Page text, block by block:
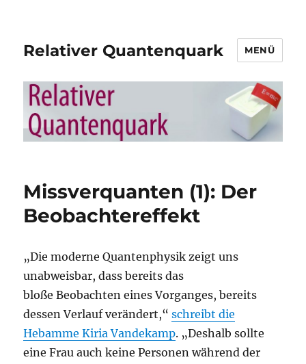
Relativer Quantenquark MENÜ
Missverquanten (1): Der
Beobachtereffekt
„Die moderne Quantenphysik zeigt uns
unabweisbar, dass bereits das
bloße Beobachten eines Vorganges, bereits
dessen Verlauf verändert,“schreibt die
Hebamme Kiria Vandekamp. „Deshalb sollte
eine Frau auch keine Personen während der